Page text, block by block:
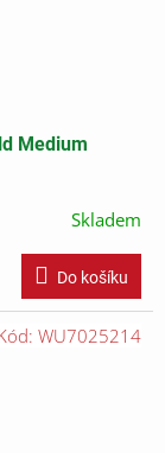
Medium
Skladem
Do košíku
WU7025214